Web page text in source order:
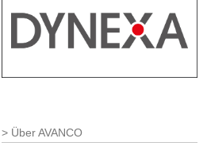
Über AVANCO